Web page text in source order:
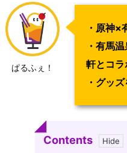
ぱるふぇ！
・原神×
・有馬
軒とコラ
・グッ
Contents